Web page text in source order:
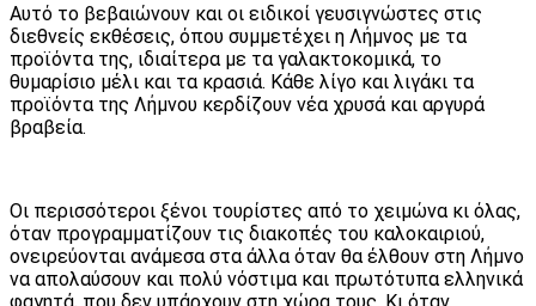
Αυτό το βεβαιώνουν και οι ειδικοί γευσιγνώστες στις
διεθνείς εκθέσεις, όπου συμμετέχει η Λήμνος με τα
προϊόντα της, ιδιαίτερα με τα γαλακτοκομικά, το
θυμαρίσιο μέλι και τα κρασιά. Κάθε λίγο και λιγάκι τα
προϊόντα της Λήμνου κερδίζουν νέα χρυσά και αργυρά
βραβεία.
Οι περισσότεροι ξένοι τουρίστες από το χειμώνα κι όλας,
όταν προγραμματίζουν τις διακοπές του καλοκαιριού,
ονειρεύονται ανάμεσα στα άλλα όταν θα έλθουν στη Λήμνο
να απολαύσουν και πολύ νόστιμα και πρωτότυπα ελληνικά